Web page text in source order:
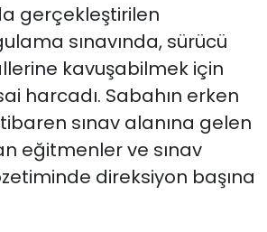
gerçekleştirilen
sınavında, sürücü
kavuşabilmek için
harcadı. Sabahın erken
sınav alanına gelen
eğitmenler ve sınav
direksiyon başına